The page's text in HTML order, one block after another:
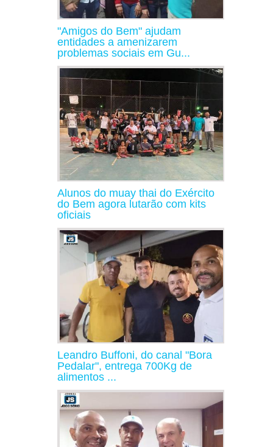
"Amigos do Bem" ajudam
entidades a amenizarem
problemas sociais em Gu...
Alunos do muay thai do Exército
do Bem agora lutarão com kits
oficiais
Leandro Buffoni, do canal "Bora
Pedalar", entrega 700Kg de
alimentos ...